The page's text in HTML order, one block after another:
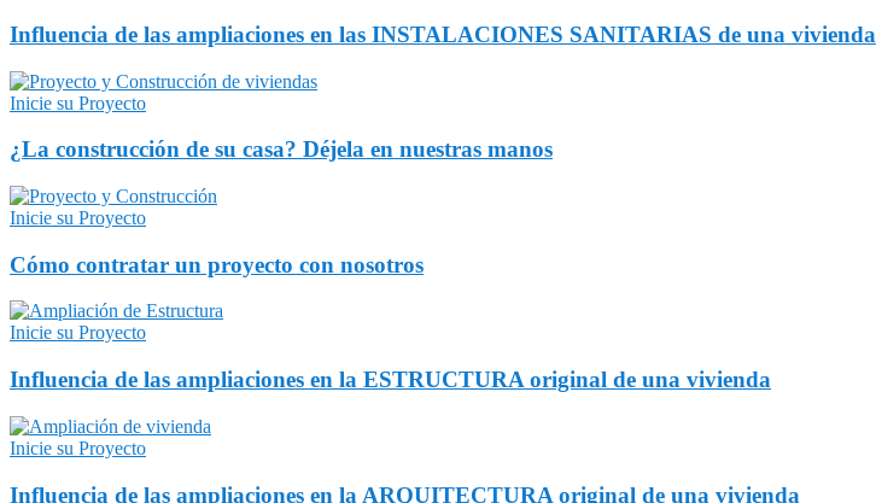
Influencia de las ampliaciones en las INSTALACIONES SANITARIAS de una vivienda
Inicie su Proyecto
¿La construcción de su casa? Déjela en nuestras manos
Inicie su Proyecto
Cómo contratar un proyecto con nosotros
Inicie su Proyecto
Influencia de las ampliaciones en la ESTRUCTURA original de una vivienda
Inicie su Proyecto
Influencia de las ampliaciones en la ARQUITECTURA original de una vivienda